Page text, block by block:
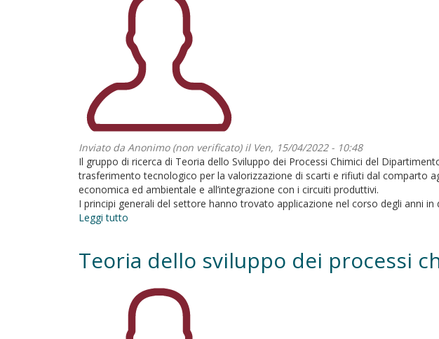
Inviato da Anonimo (non verificato)il Ven, 15/04/2022 - 10:48
Il gruppo di ricerca di Teoria dello Sviluppo dei Processi Chimici del
trasferimento tecnologico per la valorizzazione di scarti e rifiuti dal comparto
economica ed ambientale e all’integrazione con i circuiti produttivi.
I principi generali del settore hanno trovato applicazione nel corso degli anni in
Leggi tutto
sviluppo
processi
chimici
Teoria dello sviluppo dei processi